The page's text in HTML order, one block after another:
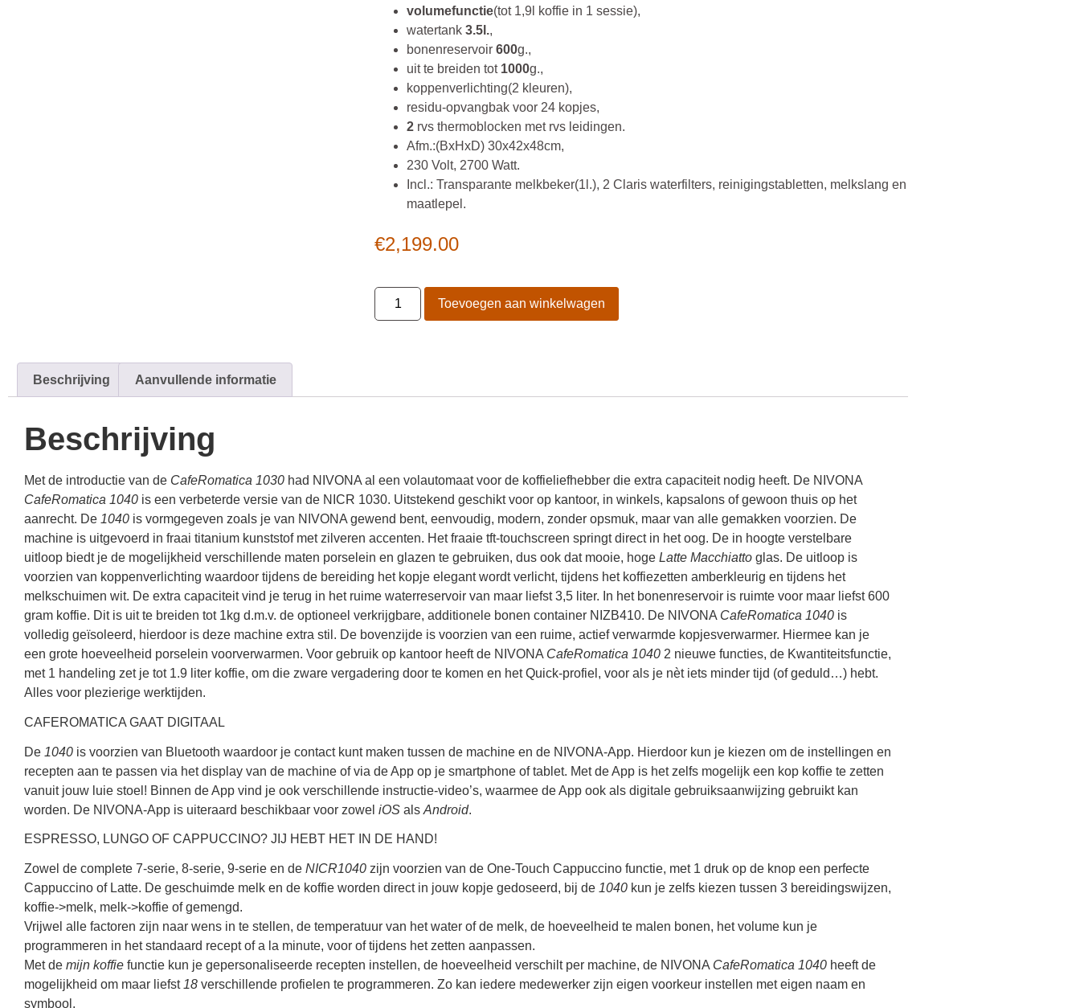
volumefunctie(tot 1,9l koffie in 1 sessie),
watertank 3.5l.,
bonenreservoir 600g.,
uit te breiden tot 1000g.,
koppenverlichting(2 kleuren),
residu-opvangbak voor 24 kopjes,
2 rvs thermoblocken met rvs leidingen.
Afm.:(BxHxD) 30x42x48cm,
230 Volt, 2700 Watt.
Incl.: Transparante melkbeker(1l.), 2 Claris waterfilters, reinigingstabletten, melkslang en
maatlepel.
€2,199.00
Toevoegen aan winkelwagen
Beschrijving Aanvullende informatie
Beschrijving
Met de introductie van de CafeRomatica 1030 had NIVONA al een volautomaat voor de koffieliefhebber die extra capaciteit nodig heeft. De NIVONA
CafeRomatica 1040 is een verbeterde versie van de NICR 1030. Uitstekend geschikt voor op kantoor, in winkels, kapsalons of gewoon thuis op het
aanrecht. De 1040 is vormgegeven zoals je van NIVONA gewend bent, eenvoudig, modern, zonder opsmuk, maar van alle gemakken voorzien. De
machine is uitgevoerd in fraai titanium kunststof met zilveren accenten. Het fraaie tft-touchscreen springt direct in het oog. De in hoogte verstelbare
uitloop biedt je de mogelijkheid verschillende maten porselein en glazen te gebruiken, dus ook dat mooie, hoge Latte Macchiatto glas. De uitloop is
voorzien van koppenverlichting waardoor tijdens de bereiding het kopje elegant wordt verlicht, tijdens het koffiezetten amberkleurig en tijdens het
melkschuimen wit. De extra capaciteit vind je terug in het ruime waterreservoir van maar liefst 3,5 liter. In het bonenreservoir is ruimte voor maar liefst 600
gram koffie. Dit is uit te breiden tot 1kg d.m.v. de optioneel verkrijgbare, additionele bonen container NIZB410. De NIVONA CafeRomatica 1040 is
volledig geïsoleerd, hierdoor is deze machine extra stil. De bovenzijde is voorzien van een ruime, actief verwarmde kopjesverwarmer. Hiermee kan je
een grote hoeveelheid porselein voorverwarmen. Voor gebruik op kantoor heeft de NIVONA CafeRomatica 1040 2 nieuwe functies, de Kwantiteitsfunctie,
met 1 handeling zet je tot 1.9 liter koffie, om die zware vergadering door te komen en het Quick-profiel, voor als je nèt iets minder tijd (of geduld…) hebt.
Alles voor plezierige werktijden.
CAFEROMATICA GAAT DIGITAAL
De 1040 is voorzien van Bluetooth waardoor je contact kunt maken tussen de machine en de NIVONA-App. Hierdoor kun je kiezen om de instellingen en
recepten aan te passen via het display van de machine of via de App op je smartphone of tablet. Met de App is het zelfs mogelijk een kop koffie te zetten
vanuit jouw luie stoel! Binnen de App vind je ook verschillende instructie-video’s, waarmee de App ook als digitale gebruiksaanwijzing gebruikt kan
worden. De NIVONA-App is uiteraard beschikbaar voor zowel iOS als Android.
ESPRESSO, LUNGO OF CAPPUCCINO? JIJ HEBT HET IN DE HAND!
Zowel de complete 7-serie, 8-serie, 9-serie en de NICR1040 zijn voorzien van de One-Touch Cappuccino functie, met 1 druk op de knop een perfecte
Cappuccino of Latte. De geschuimde melk en de koffie worden direct in jouw kopje gedoseerd, bij de 1040 kun je zelfs kiezen tussen 3 bereidingswijzen,
koffie->melk, melk->koffie of gemengd.
Vrijwel alle factoren zijn naar wens in te stellen, de temperatuur van het water of de melk, de hoeveelheid te malen bonen, het volume kun je
programmeren in het standaard recept of a la minute, voor of tijdens het zetten aanpassen.
Met de mijn koffie functie kun je gepersonaliseerde recepten instellen, de hoeveelheid verschilt per machine, de NIVONA CafeRomatica 1040 heeft de
mogelijkheid om maar liefst 18 verschillende profielen te programmeren. Zo kan iedere medewerker zijn eigen voorkeur instellen met eigen naam en
symbool.